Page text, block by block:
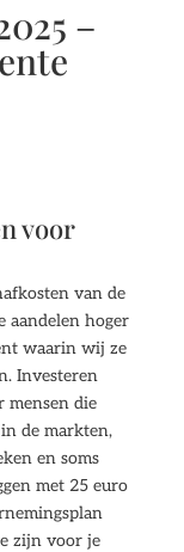
–
voor
van de
aandelen hoger
waarin wij ze
Investeren
mensen die
de markten,
en soms
met 25 euro
zijn voor je